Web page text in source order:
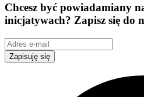
Chcesz być powiadamiany
inicjatywach? Zapisz się do
Zapisuję się